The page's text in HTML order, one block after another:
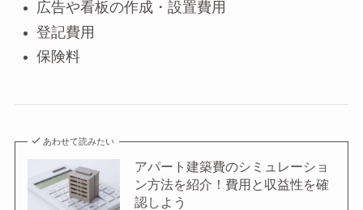
広告や看板の作成・設置費用
登記費用
保険料
あわせて読みたい
アパート建築費のシミュレーショ
ン方法を紹介！費用と収益性を確
認しよう